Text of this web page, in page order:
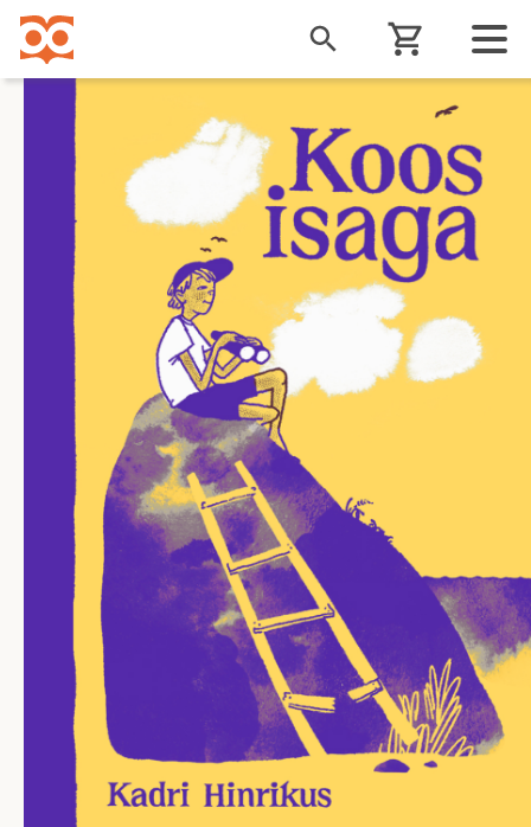
Liigu
edasi
põhisisu
juurde